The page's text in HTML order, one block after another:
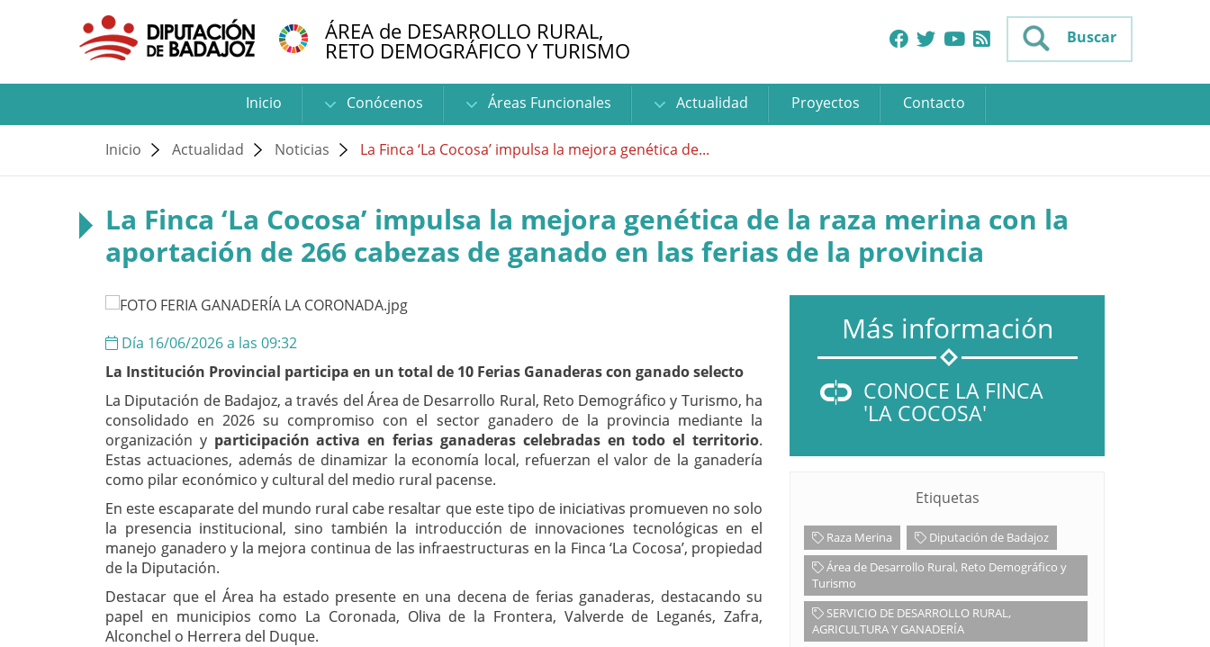
ÁREA de DESARROLLO RURAL,
RETO DEMOGRÁFICO Y TURISMO Buscar
Inicio Conócenos Áreas Funcionales Actualidad Proyectos Contacto
Inicio Actualidad Noticias La Finca ‘La Cocosa’ impulsa la mejora genética de...
La Finca ‘La Cocosa’ impulsa la mejora genética de la raza merina con la
aportación de 266 cabezas de ganado en las ferias de la provincia
Día 16/06/2026 a las 09:32
La Institución Provincial participa en un total de 10 Ferias Ganaderas con ganado selecto
La Diputación de Badajoz, a través del Área de Desarrollo Rural, Reto Demográfico y Turismo, ha
consolidado en 2026 su compromiso con el sector ganadero de la provincia mediante la
organización y participación activa en ferias ganaderas celebradas en todo el territorio.
Estas actuaciones, además de dinamizar la economía local, refuerzan el valor de la ganadería
como pilar económico y cultural del medio rural pacense.
En este escaparate del mundo rural cabe resaltar que este tipo de iniciativas promueven no solo
la presencia institucional, sino también la introducción de innovaciones tecnológicas en el
manejo ganadero y la mejora continua de las infraestructuras en la Finca ‘La Cocosa’, propiedad
de la Diputación.
Destacar que el Área ha estado presente en una decena de ferias ganaderas, destacando su
papel en municipios como La Coronada, Oliva de la Frontera, Valverde de Leganés, Zafra,
Alconchel o Herrera del Duque.
Más información
CONOCE LA FINCA
'LA COCOSA'
Etiquetas
Raza Merina
Diputación de Badajoz
Área de Desarrollo Rural, Reto Demográfico y
Turismo
SERVICIO DE DESARROLLO RURAL,
AGRICULTURA Y GANADERÍA